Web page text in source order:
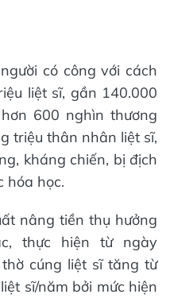
có công với cách
liệt sĩ, gần 140.000
600 nghìn thương
triệu thân nhân liệt sĩ,
kháng chiến, bị địch
hóa học.
nâng tiền thụ hưởng
thực hiện từ ngày
cúng liệt sĩ tăng từ
sĩ/năm bởi mức hiện